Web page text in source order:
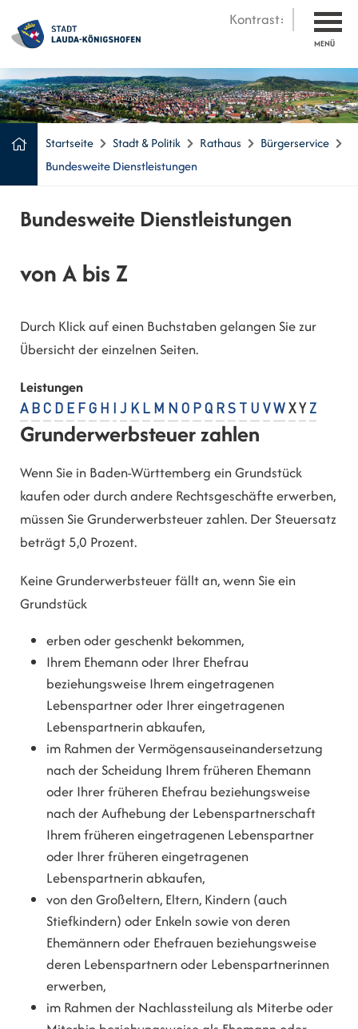
Kontrast:
MENÜ
Startseite Stadt & Politik Rathaus
Bürgerservice
Bundesweite Dienstleistungen
Bundesweite Dienstleistungen
von A bis Z
Durch Klick auf einen Buchstaben gelangen Sie zur
Übersicht der einzelnen Seiten.
Leistungen
A B C D E F G H J K L M N O P Q R S U V W X Y Z
Grunderwerbsteuer zahlen
Wenn Sie in Baden-Württemberg ein Grundstück
kaufen oder durch andere Rechtsgeschäfte erwerben,
müssen Sie Grunderwerbsteuer zahlen. Der Steuersatz
beträgt 5,0 Prozent.
Keine Grunderwerbsteuer fällt an, wenn Sie ein
Grundstück
erben oder geschenkt bekommen,
Ihrem Ehemann oder Ihrer Ehefrau
beziehungsweise Ihrem eingetragenen
Lebenspartner oder Ihrer eingetragenen
Lebenspartnerin abkaufen,
im Rahmen der Vermögensauseinandersetzung
nach der Scheidung Ihrem früheren Ehemann
oder Ihrer früheren Ehefrau beziehungsweise
nach der Aufhebung der Lebenspartnerschaft
Ihrem früheren eingetragenen Lebenspartner
oder Ihrer früheren eingetragenen
Lebenspartnerin abkaufen,
von den Großeltern, Eltern, Kindern (auch
Stiefkindern) oder Enkeln sowie von deren
Ehemännern oder Ehefrauen beziehungsweise
deren Lebenspartnern oder Lebenspartnerinnen
erwerben,
im Rahmen der Nachlassteilung als Miterbe oder